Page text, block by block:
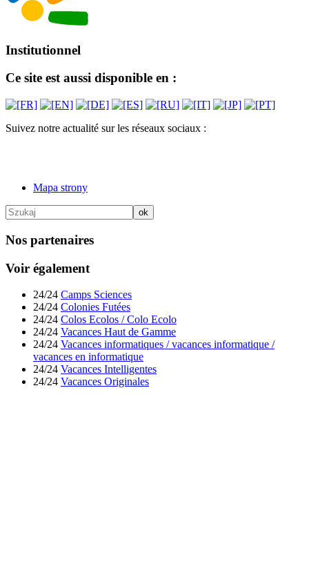
Institutionnel
Ce site est aussi disponible en :
Suivez notre actualité sur les réseaux sociaux :
Mapa strony
Nos partenaires
Voir également
24/24 Camps Sciences
24/24 Colonies Futées
24/24 Colos Ecolos / Colo Ecolo
24/24 Vacances Haut de Gamme
24/24 Vacances informatiques / vacances informatique /
vacances en informatique
24/24 Vacances Intelligentes
24/24 Vacances Originales